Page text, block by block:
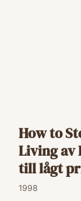
How to
Living av
till lågt
1998